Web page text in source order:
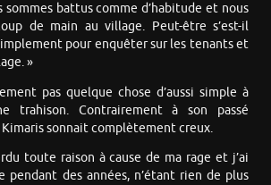
sommes battus comme d’habitude et nous
de main au village. Peut-être s’est-il
pour enquêter sur les tenants et
»
pas quelque chose d’aussi simple à
trahison. Contrairement à son passé
Kimaris sonnait complètement creux.
toute raison à cause de ma rage et j’ai
pendant des années, n’étant rien de plus